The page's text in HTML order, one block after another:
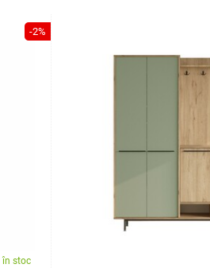
-2%
în stoc